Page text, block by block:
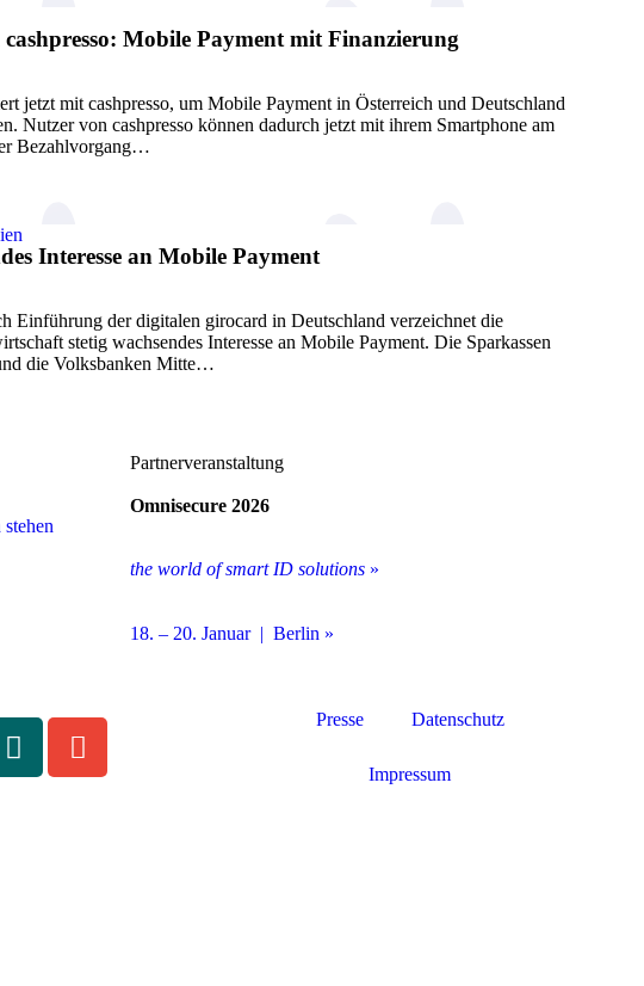
Mobile Payment mit Finanzierung
jetzt mit cashpresso, um Mobile Payment in Österreich und Deutschland
Nutzer von cashpresso können dadurch jetzt mit ihrem Smartphone am
Bezahlvorgang…
Interesse an Mobile Payment
Einführung der digitalen girocard in Deutschland verzeichnet die
stetig wachsendes Interesse an Mobile Payment. Die Sparkassen
die Volksbanken Mitte…
Partnerveranstaltung
Omnisecure 2026
the world of smart ID solutions »
18. – 20. Januar | Berlin »
Presse Datenschutz
Impressum